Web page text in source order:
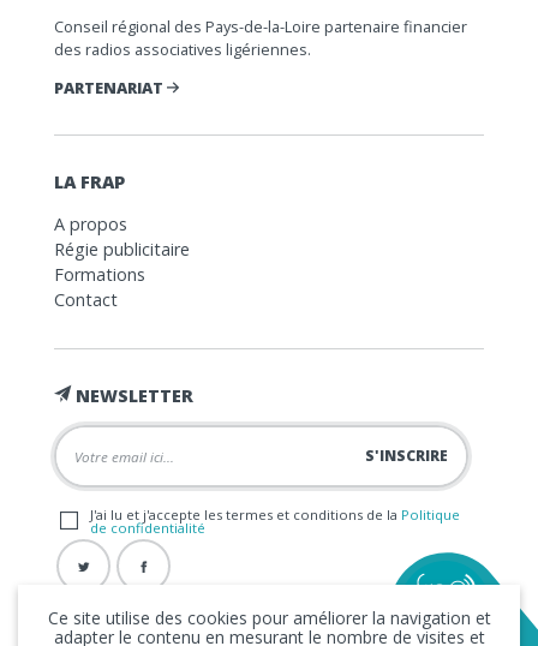
Conseil régional des Pays-de-la-Loire partenaire financier
des radios associatives ligériennes.
PARTENARIAT
LA FRAP
A propos
Régie publicitaire
Formations
Contact
NEWSLETTER
J'ai lu et j'accepte les termes et conditions de la Politique
de confidentialité
Ce site utilise des cookies pour améliorer la navigation et
adapter le contenu en mesurant le nombre de visites et